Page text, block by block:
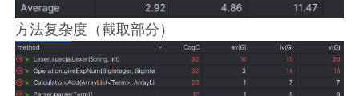
方法复杂度（截取部分）